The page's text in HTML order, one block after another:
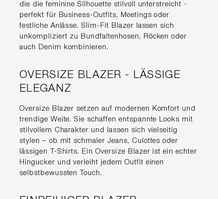
die die feminine Silhouette stilvoll unterstreicht -
perfekt für Business-Outfits, Meetings oder
festliche Anlässe. Slim-Fit Blazer lassen sich
unkompliziert zu Bundfaltenhosen, Röcken oder
auch Denim kombinieren.
OVERSIZE BLAZER - LÄSSIGE
ELEGANZ
Oversize Blazer setzen auf modernen Komfort und
trendige Weite. Sie schaffen entspannte Looks mit
stilvollem Charakter und lassen sich vielseitig
stylen – ob mit schmaler Jeans, Culottes oder
lässigen T-Shirts. Ein Oversize Blazer ist ein echter
Hingucker und verleiht jedem Outfit einen
selbstbewussten Touch.